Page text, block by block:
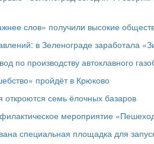
слов» получили высокие
в Зеленограде заработала
по производству автоклавного
пройдёт в Крюково
откроются семь ёлочных базаров
мероприятие
специальная площадка для